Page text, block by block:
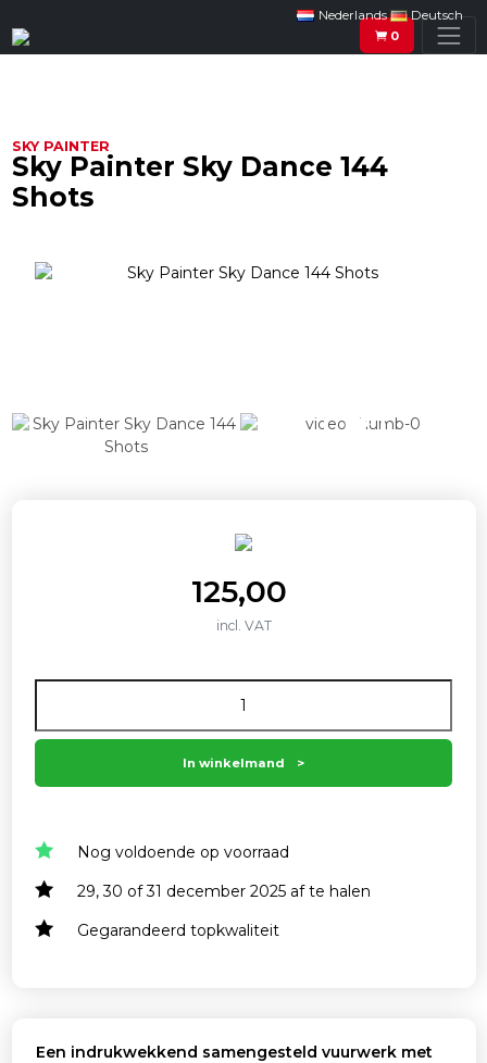
Nederlands
Deutsch
0
SKY PAINTER
Sky Painter Sky Dance 144
Shots
125,00
incl. VAT
In winkelmand
Nog voldoende op voorraad
29, 30 of 31 december 2025 af te halen
Gegarandeerd topkwaliteit
Een indrukwekkend samengesteld vuurwerk met